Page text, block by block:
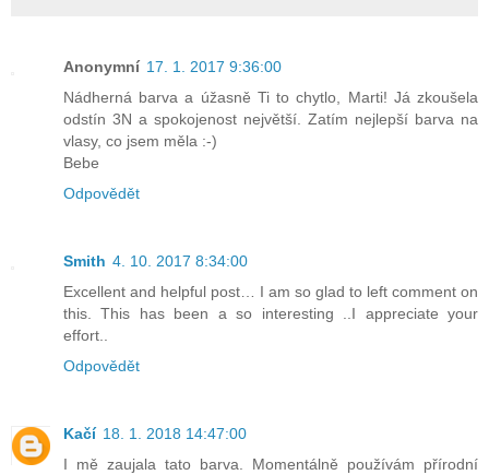
Anonymní 17. 1. 2017 9:36:00
Nádherná barva a úžasně Ti to chytlo, Marti! Já zkoušela
odstín 3N a spokojenost největší. Zatím nejlepší barva na
vlasy, co jsem měla :-)
Bebe
Odpovědět
Smith 4. 10. 2017 8:34:00
Excellent and helpful post… I am so glad to left comment on
this. This has been a so interesting ..I appreciate your
effort..
Odpovědět
Kačí 18. 1. 2018 14:47:00
I mě zaujala tato barva. Momentálně používám přírodní